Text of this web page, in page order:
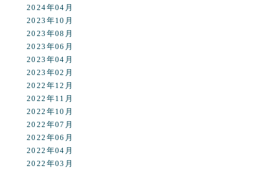
2024年04月
2023年10月
2023年08月
2023年06月
2023年04月
2023年02月
2022年12月
2022年11月
2022年10月
2022年07月
2022年06月
2022年04月
2022年03月